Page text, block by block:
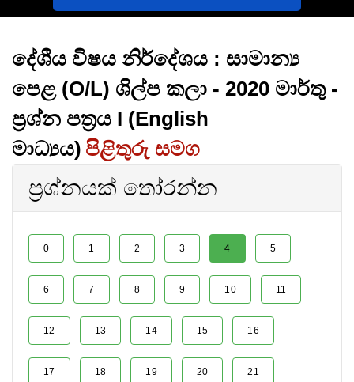
දේශීය විෂය නිර්දේශය : සාමාන්‍ය
පෙළ (O/L) ශිල්ප කලා - 2020 මාර්තු -
ප්‍රශ්න පත්‍රය I (English
මාධ්‍යය) පිළිතුරු සමග
ප්‍රශ්නයක් තෝරන්න
0 1 2 3 4 5
6 7 8 9 10 11
12 13 14 15 16
17 18 19 20 21